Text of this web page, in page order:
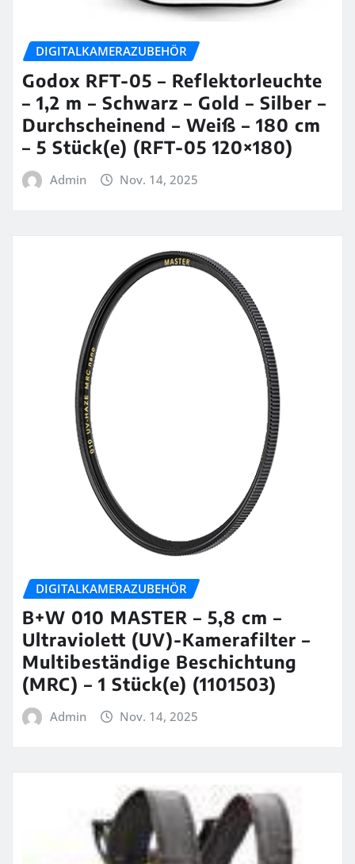
DIGITALKAMERAZUBEHÖR
Godox RFT-05 – Reflektorleuchte
– 1,2 m – Schwarz – Gold – Silber –
Durchscheinend – Weiß – 180 cm
– 5 Stück(e) (RFT-05 120×180)
Admin Nov. 14, 2025
DIGITALKAMERAZUBEHÖR
B+W 010 MASTER – 5,8 cm –
Ultraviolett (UV)-Kamerafilter –
Multibeständige Beschichtung
(MRC) – 1 Stück(e) (1101503)
Admin Nov. 14, 2025